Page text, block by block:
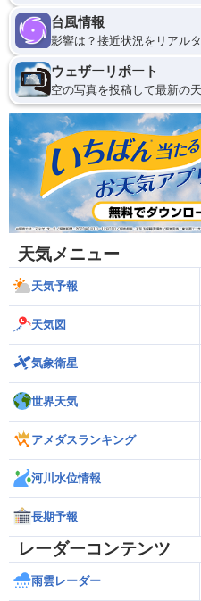
台風情報
影響は？接近状況をリアル
ウェザーリポート
空の写真を投稿して最新の
天気メニュー
天気予報
天気図
気象衛星
世界天気
アメダスランキング
河川水位情報
長期予報
レーダーコンテンツ
雨雲レーダー